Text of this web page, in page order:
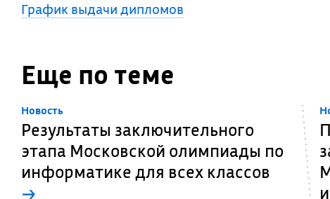
График выдачи дипломов
Еще по теме
Новость
Результаты заключительного
этапа Московской олимпиады по
информатике для всех классов
→